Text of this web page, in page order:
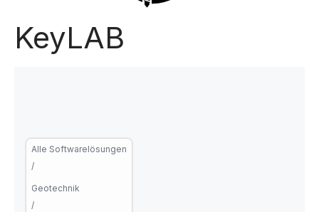
KeyLAB
Alle Softwarelösungen
/
Geotechnik
/